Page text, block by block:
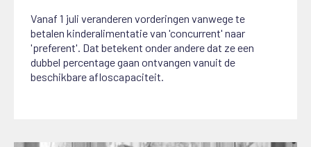
Vanaf 1 juli veranderen vorderingen vanwege te
betalen kinderalimentatie van 'concurrent' naar
'preferent'. Dat betekent onder andere dat ze een
dubbel percentage gaan ontvangen vanuit de
beschikbare afloscapaciteit.